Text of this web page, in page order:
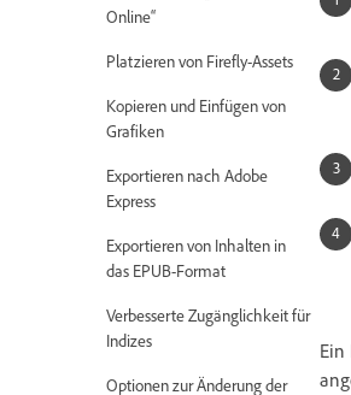
Online“
Platzieren von Firefly-Assets
Kopieren und Einfügen von
Grafiken
Exportieren nach Adobe
Express
Exportieren von Inhalten in
das EPUB-Format
Verbesserte Zugänglichkeit für
Indizes
Optionen zur Änderung der
Ein